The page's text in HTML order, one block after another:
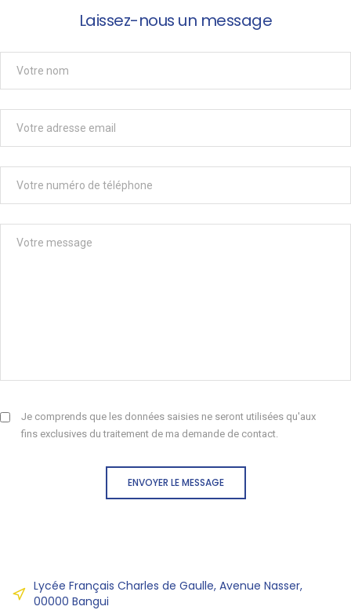
Laissez-nous un message
Je comprends que les données saisies ne seront utilisées qu'aux
fins exclusives du traitement de ma demande de contact.
ENVOYER LE MESSAGE
Lycée Français Charles de Gaulle, Avenue Nasser,
00000 Bangui